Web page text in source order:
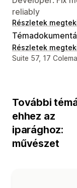
reliably
Részletek
Részletek
Dizájner
Suite 57, 17
További
ehhez az
iparághoz:
művészet